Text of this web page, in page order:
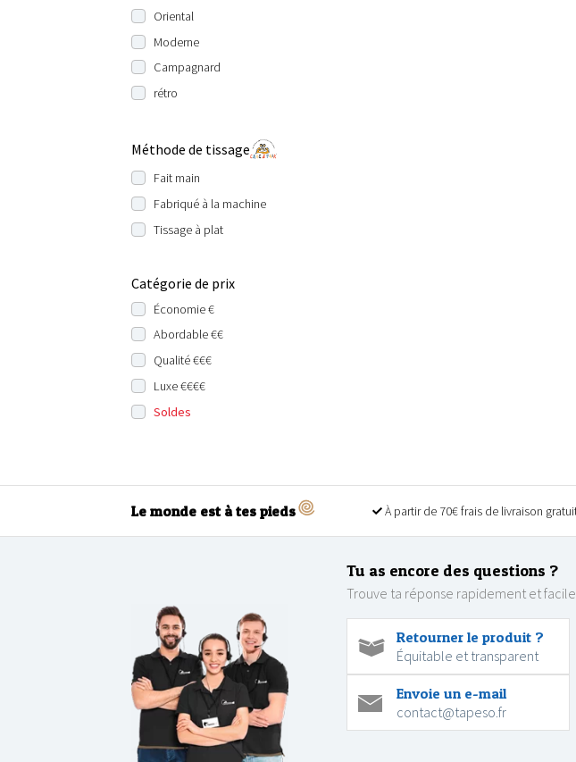
Oriental
Moderne
Campagnard
rétro
Méthode de tissage
Fait main
Fabriqué à la machine
Tissage à plat
Catégorie de prix
Économie €
Abordable €€
Qualité €€€
Luxe €€€€
Soldes
Le monde est à tes pieds À partir de 70€ frais de livraison
Tu as encore des questions ?
Trouve ta réponse rapidement et
Retourner le produit ?
Équitable et transparent
Envoie un e-mail
contact@tapeso.fr